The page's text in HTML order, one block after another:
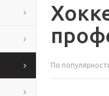
По